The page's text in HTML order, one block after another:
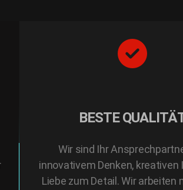
BESTE
Wir sind Ihr
innovativem Denken, kreativen
Liebe zum Detail. Wir arbeiten